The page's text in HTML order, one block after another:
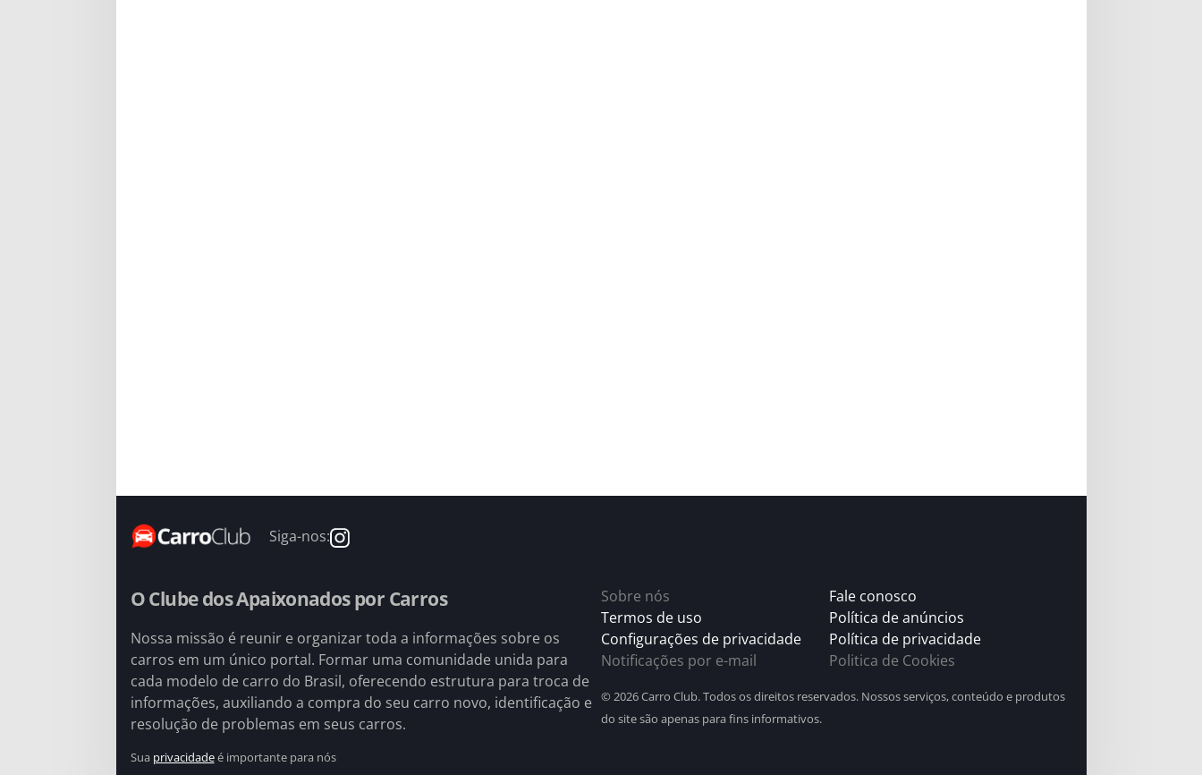
Siga-nos:
O Clube dos Apaixonados por Carros
Nossa missão é reunir e organizar toda a informações sobre os
carros em um único portal. Formar uma comunidade unida para
cada modelo de carro do Brasil, oferecendo estrutura para troca de
informações, auxiliando a compra do seu carro novo, identificação e
resolução de problemas em seus carros.
Sua privacidadeé importante para nós
Sobre nós
Termos de uso
Configurações de privacidade
Notificações por e-mail
Fale conosco
Política de anúncios
Política de privacidade
Politica de Cookies
© 2026 Carro Club. Todos os direitos reservados. Nossos serviços, conteúdo e produtos
do site são apenas para fins informativos.